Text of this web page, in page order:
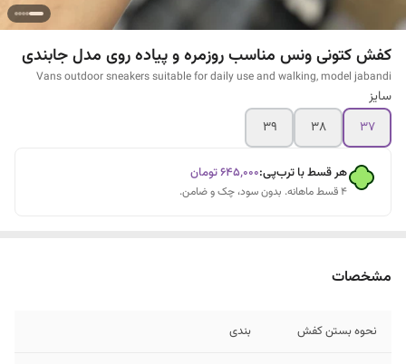
کفش کتونی ونس مناسب روزمره و پیاده روی مدل جابندی
Vans outdoor sneakers suitable for daily use and walking, model jabandi
سایز
۳۷
۳۸ ۳۹
هر قسط با ترب‌پی:۶۴۵٬۰۰۰تومان
۴ قسط ماهانه. بدون سود، چک و ضامن.
مشخصات
نحوه بستن کفش بندی